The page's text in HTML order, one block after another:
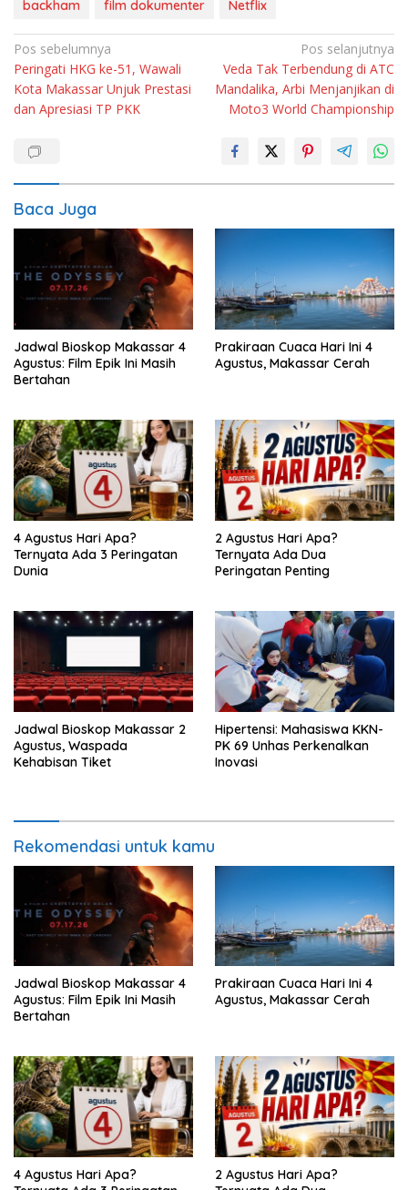
backham film dokumenter Netflix
Navigasi
pos
Pos sebelumnya
Peringati HKG ke-51, Wawali
Kota Makassar Unjuk Prestasi
dan Apresiasi TP PKK
Pos selanjutnya
Veda Tak Terbendung di ATC
Mandalika, Arbi Menjanjikan di
Moto3 World Championship
Baca Juga
Jadwal Bioskop Makassar 4
Agustus: Film Epik Ini Masih
Bertahan
Prakiraan Cuaca Hari Ini 4
Agustus, Makassar Cerah
4 Agustus Hari Apa?
Ternyata Ada 3 Peringatan
Dunia
2 Agustus Hari Apa?
Ternyata Ada Dua
Peringatan Penting
Jadwal Bioskop Makassar 2
Agustus, Waspada
Kehabisan Tiket
Hipertensi: Mahasiswa KKN-
PK 69 Unhas Perkenalkan
Inovasi
Rekomendasi untuk kamu
Jadwal Bioskop Makassar 4
Agustus: Film Epik Ini Masih
Bertahan
Prakiraan Cuaca Hari Ini 4
Agustus, Makassar Cerah
4 Agustus Hari Apa?
2 Agustus Hari Apa?